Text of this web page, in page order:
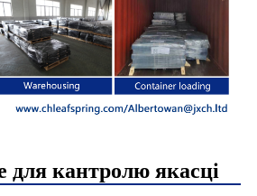
для кантролю якасці